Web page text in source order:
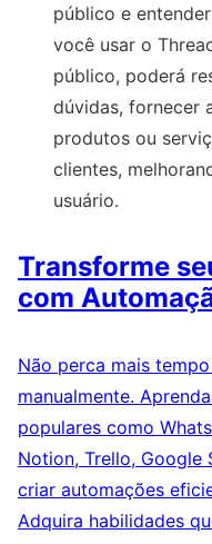
público e
você usar o
público, poderá
dúvidas, fornecer
produtos ou
clientes,
usuário.
Transforme
com
Não perca mais
manualmente.
populares como
Notion, Trello, Google
criar automações
Adquira habilidades